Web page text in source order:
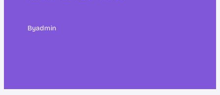
Byadmin